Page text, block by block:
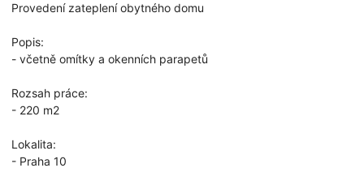
Provedení zateplení obytného domu
Popis:
- včetně omítky a okenních parapetů
Rozsah práce:
- 220 m2
Lokalita:
- Praha 10